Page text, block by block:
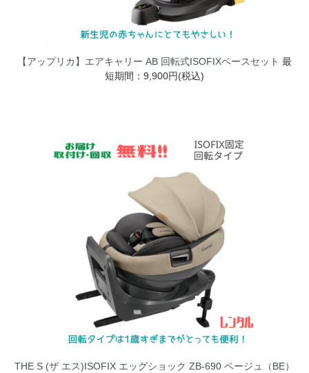
【アップリカ】エアキャリー AB 回転式ISOFIXベースセット 最
短期間：9,900円(税込)
THE S (ザ エス)ISOFIX エッグショック ZB-690 ベージュ（BE）